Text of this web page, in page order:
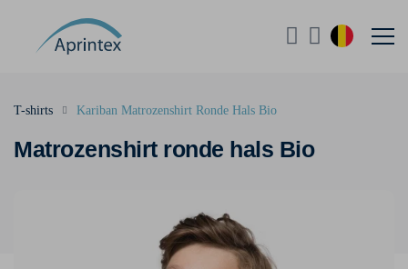
Matrozenshirt ronde hals Bio
T-shirts Kariban Matrozenshirt Ronde Hals Bio